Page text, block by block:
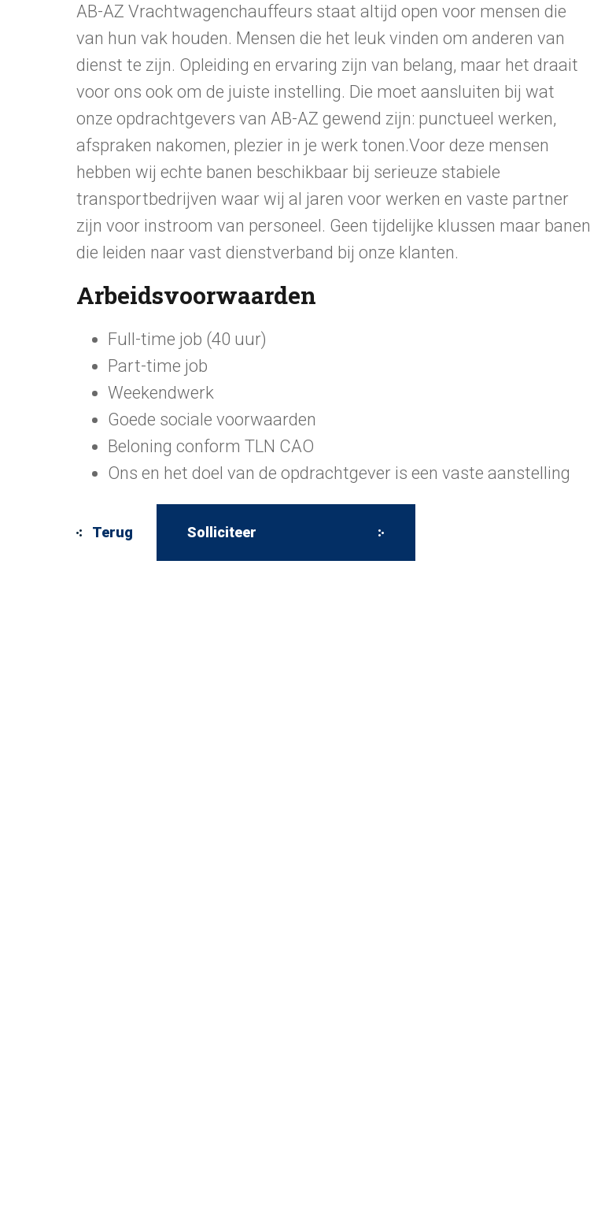
AB-AZ Vrachtwagenchauffeurs staat altijd open voor mensen die
van hun vak houden. Mensen die het leuk vinden om anderen van
dienst te zijn. Opleiding en ervaring zijn van belang, maar het draait
voor ons ook om de juiste instelling. Die moet aansluiten bij wat
onze opdrachtgevers van AB-AZ gewend zijn: punctueel werken,
afspraken nakomen, plezier in je werk tonen.Voor deze mensen
hebben wij echte banen beschikbaar bij serieuze stabiele
transportbedrijven waar wij al jaren voor werken en vaste partner
zijn voor instroom van personeel. Geen tijdelijke klussen maar banen
die leiden naar vast dienstverband bij onze klanten.
Arbeidsvoorwaarden
Full-time job (40 uur)
Part-time job
Weekendwerk
Goede sociale voorwaarden
Beloning conform TLN CAO
Ons en het doel van de opdrachtgever is een vaste aanstelling